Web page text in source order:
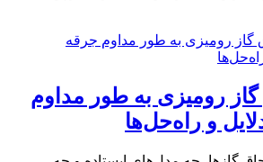
رومیزی به طور مداوم
و راه‌حل‌ها